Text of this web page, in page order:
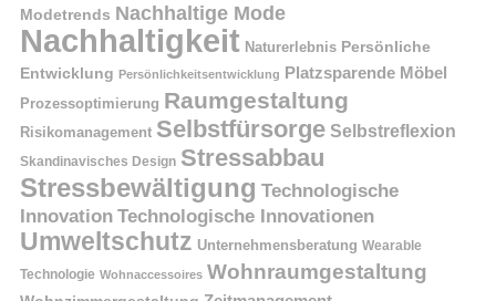
Modetrends Nachhaltige Mode
Nachhaltigkeit Naturerlebnis Persönliche
Entwicklung Persönlichkeitsentwicklung Platzsparende Möbel
Prozessoptimierung Raumgestaltung
Risikomanagement Selbstfürsorge Selbstreflexion
Skandinavisches Design Stressabbau
Stressbewältigung Technologische
Innovation Technologische Innovationen
Umweltschutz Unternehmensberatung Wearable
Technologie Wohnaccessoires Wohnraumgestaltung